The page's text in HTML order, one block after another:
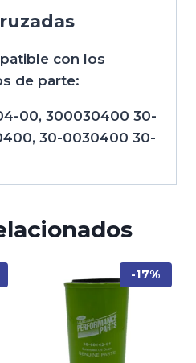
con los
de parte:
00, 300030400 30-
30-0030400 30-
-17%